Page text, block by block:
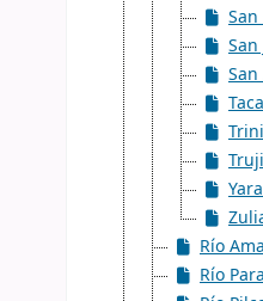
Río
Río